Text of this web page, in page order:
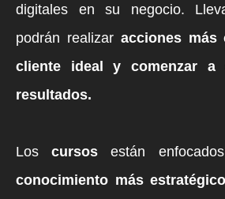
digitales en su negocio.
podrán realizaracciones más
cliente ideal y comenzar a
resultados.
Loscursos están
conocimiento más